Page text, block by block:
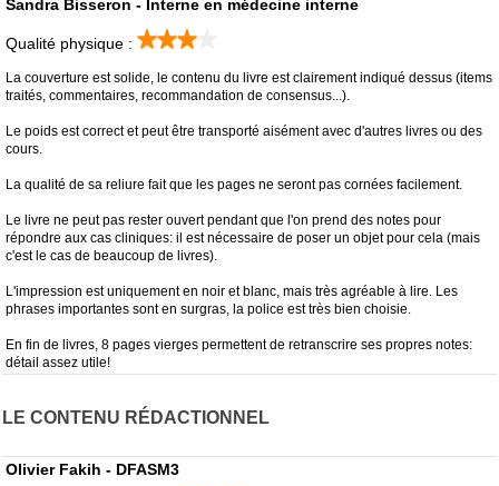
Sandra Bisseron - Interne en médecine interne
Qualité physique :
La couverture est solide, le contenu du livre est clairement indiqué dessus (items
traités, commentaires, recommandation de consensus...).
Le poids est correct et peut être transporté aisément avec d'autres livres ou des
cours.
La qualité de sa reliure fait que les pages ne seront pas cornées facilement.
Le livre ne peut pas rester ouvert pendant que l'on prend des notes pour
répondre aux cas cliniques: il est nécessaire de poser un objet pour cela (mais
c'est le cas de beaucoup de livres).
L'impression est uniquement en noir et blanc, mais très agréable à lire. Les
phrases importantes sont en surgras, la police est très bien choisie.
En fin de livres, 8 pages vierges permettent de retranscrire ses propres notes:
détail assez utile!
LE CONTENU RÉDACTIONNEL
Olivier Fakih - DFASM3